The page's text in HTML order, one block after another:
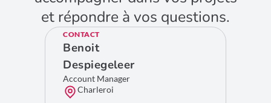
et répondre à vos questions.
CONTACT
Benoit
Despiegeleer
Account Manager
Charleroi